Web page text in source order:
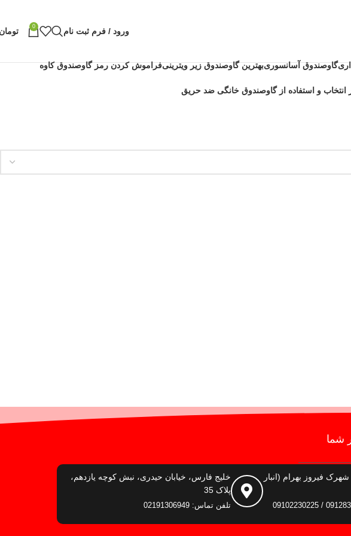
ورود / فرم ثبت نام 0
گاوصندوق آسانسوریبهترین گاوصندوق زیر ویترینیفراموش کردن رمز گاوصندوق کاوه
شما
شهرک فیروز بهرام (انبار
خلیج فارس، خیابان حیدری، نبش کوچه یازدهم،
پلاک 35
تلفن تماس: 02191306949